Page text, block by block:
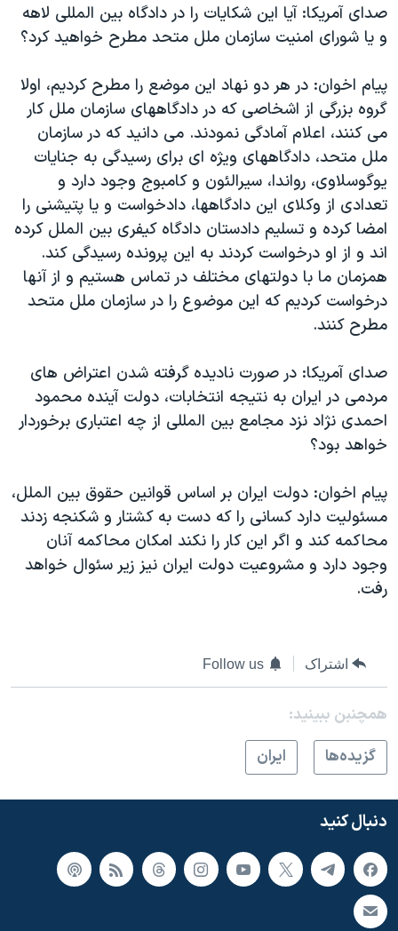
صدای آمریکا: آیا این شکایات را در دادگاه بین المللی لاهه
و یا شورای امنیت سازمان ملل متحد مطرح خواهید کرد؟
پیام اخوان: در هر دو نهاد این موضع را مطرح کردیم، اولا
گروه بزرگی از اشخاصی که در دادگاههای سازمان ملل کار
می کنند، اعلام آمادگی نمودند. می دانید که در سازمان
ملل متحد، دادگاههای ویژه ای برای رسیدگی به جنایات
یوگوسلاوی، رواندا، سیرالئون و کامبوج وجود دارد و
تعدادی از وکلای این دادگاهها، دادخواست و یا پتیشنی را
امضا کرده و تسلیم دادستان دادگاه کیفری بین الملل کرده
اند و از او درخواست کردند به این پرونده رسیدگی کند.
همزمان ما با دولتهای مختلف در تماس هستیم و از آنها
درخواست کردیم که این موضوع را در سازمان ملل متحد
مطرح کنند.
صدای آمریکا: در صورت نادیده گرفته شدن اعتراض های
مردمی در ایران به نتیجه انتخابات، دولت آینده محمود
احمدی نژاد نزد مجامع بین المللی از چه اعتباری برخوردار
خواهد بود؟
پیام اخوان: دولت ایران بر اساس قوانین حقوق بین الملل،
مسئولیت دارد کسانی را که دست به کشتار و شکنجه زدند
محاکمه کند و اگر این کار را نکند امکان محاکمه آنان
وجود دارد و مشروعیت دولت ایران نیز زیر سئوال خواهد
رفت.
اشتراک Follow us
همچنبن ببینید:
گزيده‌ها
ايران
دنبال کنید